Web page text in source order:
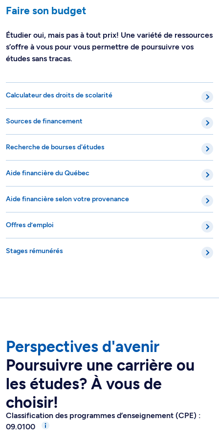
Faire son budget
Étudier oui, mais pas à tout prix! Une variété de ressources
s’offre à vous pour vous permettre de poursuivre vos
études sans tracas.
Calculateur des droits de scolarité
Sources de financement
Recherche de bourses d'études
Aide financière du Québec
Aide financière selon votre provenance
Offres d’emploi
Stages rémunérés
Perspectives d'avenir
Poursuivre une carrière ou
les études? À vous de
choisir!
Classification des programmes d’enseignement (CPE) :
09.0100